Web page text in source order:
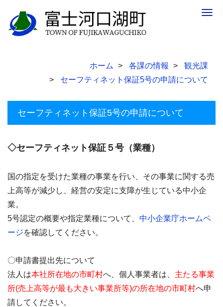
ホーム 各課の情報
観光課
セーフティネット保証5号の申請について
セーフティネット保証5号の申請について
◇セーフティネット保証５号（業種）
国の指定を受けた業種の事業を行い、その事業に関する売
上高等が減少し、経営の安定に支障が生じている中小企
業。
5号認定の概要や指定業種について、 中小企業庁ホームペ
ージを確認してください。
〇申請書提出先について
法人は本社所在地の市町村へ、個人事業者は、 主たる事業
所(売上高等が最も大きい事業所等)の所在地の市町村へ申
請してください。